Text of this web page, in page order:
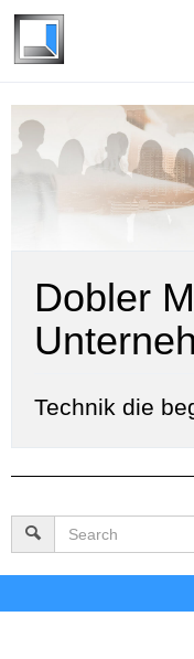
Dobler
Technik die